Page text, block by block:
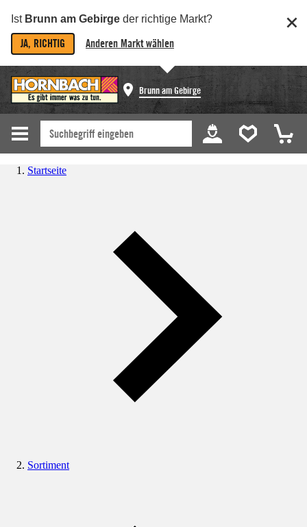
Ist Brunn am Gebirge der richtige Markt?
JA, RICHTIG Anderen Markt wählen
Brunn am Gebirge
Startseite
Sortiment